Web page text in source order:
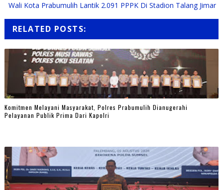
Wali Kota Prabumulih Lantik 2.091 PPPK Di Stadion Talang Jimar
RELATED POSTS:
Komitmen Melayani Masyarakat, Polres Prabumulih Dianugerahi
Pelayanan Publik Prima Dari Kapolri